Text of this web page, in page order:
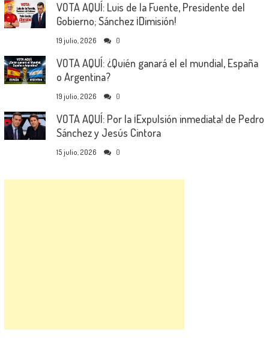
VOTA AQUÍ: Luis de la Fuente, Presidente del
Gobierno; Sánchez ¡Dimisión!
19 julio, 2026 0
VOTA AQUÍ: ¿Quién ganará el el mundial, España
o Argentina?
19 julio, 2026 0
VOTA AQUÍ: Por la ¡Expulsión inmediata! de Pedro
Sánchez y Jesús Cintora
15 julio, 2026 0